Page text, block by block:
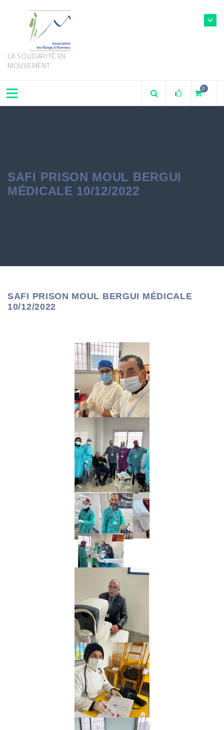
LA SOLIDARITÉ EN
MOUVEMENT
0
SAFI PRISON MOUL BERGUI
MÉDICALE 10/12/2022
SAFI PRISON MOUL BERGUI MÉDICALE
10/12/2022